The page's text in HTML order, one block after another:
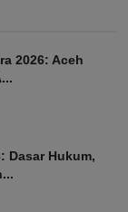
2026: Aceh
Dasar Hukum,